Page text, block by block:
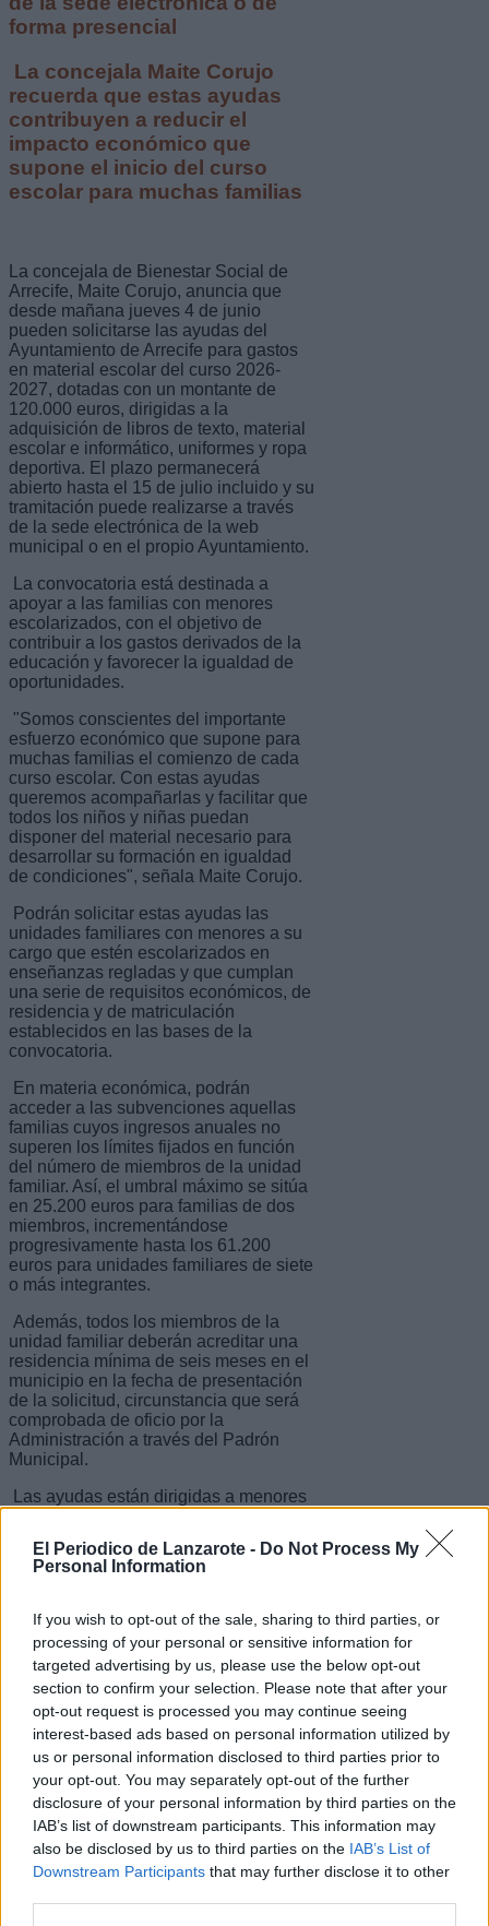
El Periodico de Lanzarote - Do Not Process My
Personal Information
If you wish to opt-out of the sale, sharing to third parties, or
processing of your personal or sensitive information for
targeted advertising by us, please use the below opt-out
section to confirm your selection. Please note that after your
opt-out request is processed you may continue seeing
interest-based ads based on personal information utilized by
us or personal information disclosed to third parties prior to
your opt-out. You may separately opt-out of the further
disclosure of your personal information by third parties on the
IAB’s list of downstream participants. This information may
also be disclosed by us to third parties on the IAB’s List of
Downstream Participants that may further disclose it to other
forma presencial
La concejala Maite Corujo
recuerda que estas ayudas
contribuyen a reducir el
impacto económico que
supone el inicio del curso
escolar para muchas familias
La concejala de Bienestar Social de
Arrecife, Maite Corujo, anuncia que
desde mañana jueves 4 de junio
pueden solicitarse las ayudas del
Ayuntamiento de Arrecife para gastos
en material escolar del curso 2026-
2027, dotadas con un montante de
120.000 euros, dirigidas a la
adquisición de libros de texto, material
escolar e informático, uniformes y ropa
deportiva. El plazo permanecerá
abierto hasta el 15 de julio incluido y su
tramitación puede realizarse a través
de la sede electrónica de la web
municipal o en el propio Ayuntamiento.
La convocatoria está destinada a
apoyar a las familias con menores
escolarizados, con el objetivo de
contribuir a los gastos derivados de la
educación y favorecer la igualdad de
oportunidades.
"Somos conscientes del importante
esfuerzo económico que supone para
muchas familias el comienzo de cada
curso escolar. Con estas ayudas
queremos acompañarlas y facilitar que
todos los niños y niñas puedan
disponer del material necesario para
desarrollar su formación en igualdad
de condiciones", señala Maite Corujo.
Podrán solicitar estas ayudas las
unidades familiares con menores a su
cargo que estén escolarizados en
enseñanzas regladas y que cumplan
una serie de requisitos económicos, de
residencia y de matriculación
establecidos en las bases de la
convocatoria.
En materia económica, podrán
acceder a las subvenciones aquellas
familias cuyos ingresos anuales no
superen los límites fijados en función
del número de miembros de la unidad
familiar. Así, el umbral máximo se sitúa
en 25.200 euros para familias de dos
miembros, incrementándose
progresivamente hasta los 61.200
euros para unidades familiares de siete
o más integrantes.
Además, todos los miembros de la
unidad familiar deberán acreditar una
residencia mínima de seis meses en el
municipio en la fecha de presentación
de la solicitud, circunstancia que será
comprobada de oficio por la
Administración a través del Padrón
Municipal.
Las ayudas están dirigidas a menores
regladas, incluyendo Educación Infantil
(primer y segundo ciclo), Educación
Bachillerato y Ciclos Formativos de
Grado Medio, entre otros estudios
afines.
La convocatoria también establece la
definición de unidad familiar a efectos
de la subvención, contemplando tanto
a progenitores o tutores legales como a
sus parejas formalmente reconocidas y
a los hijos escolarizados que convivan
en el domicilio familiar.
Maite Corujo anima a las familias que
cumplan los requisitos a presentar su
solicitud dentro del plazo establecido.
"Nuestra prioridad es el bienestar de